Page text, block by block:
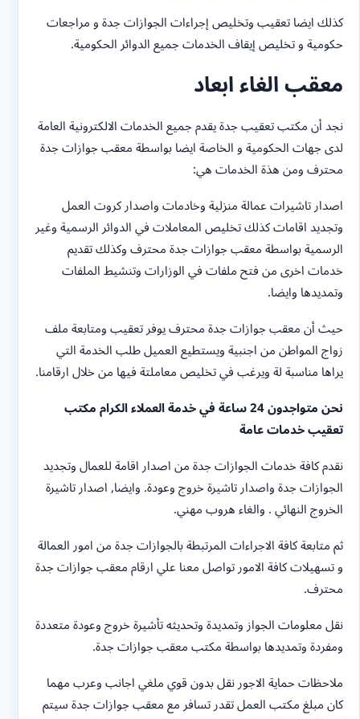
كذلك ايضا تعقيب وتخليص إجراءات الجوازات جدة و مراجعات
حكومية و تخليص إيقاف الخدمات جميع ‏الدوائر الحكومية.
معقب الغاء ابعاد
نجد أن مكتب تعقيب جدة يقدم جميع الخدمات الالكترونية العامة
لدى جهات الحكومية و الخاصة ايضا بواسطة معقب جوازات جدة
محترف ومن هذة الخدمات هي:
اصدار تاشيرات عمالة منزلية وخادمات واصدار كروت العمل
وتجديد اقامات كذلك تخليص المعاملات في الدوائر الرسمية وغير
الرسمية بواسطة معقب جوازات جدة محترف وكذلك تقديم
خدمات اخرى من فتح ملفات في الوزارات وتنشيط الملفات
وتمديدها وايضا.
حيث أن معقب جوازات جدة محترف يوفر تعقيب ومتابعة ملف
زواج المواطن من اجنبية ويستطيع العميل طلب الخدمة التي
يراها مناسبة لة ويرغب في تخليص معاملتة فيها من خلال ارقامنا.
نحن متواجدون 24 ساعة في خدمة العملاء الكرام مكتب
تعقيب خدمات عامة
نقدم كافة خدمات الجوازات جدة من اصدار اقامة للعمال وتجديد
الجوازات جدة واصدار تاشيرة خروج وعودة. وايضا, اصدار تاشيرة
الخروج النهائي . والغاء هروب مهني.
ثم متابعة كافة الاجراءات المرتبطة بالجوازات جدة من امور العمالة
و تسهيلات كافة الامور تواصل معنا علي ارقام معقب جوازات جدة
محترف.
نقل معلومات الجواز وتمديدة وتحديثه تأشيرة خروج وعودة متعددة
ومفردة وتمديدها بواسطة مكتب معقب جوازات جدة.
ملاحظات حماية الاجور نقل بدون قوي ملغي اجانب وعرب مهما
كان مبلغ مكتب العمل تقدر تسافر مع معقب جوازات جدة سيتم